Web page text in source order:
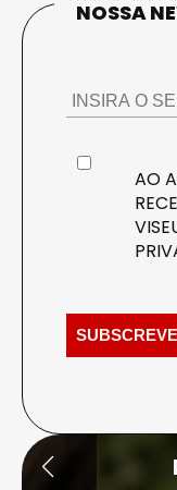
NOSSA
AO